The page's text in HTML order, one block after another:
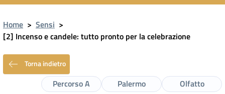
Home > Sensi >
[2] Incenso e candele: tutto pronto per la celebrazione
Torna indietro
Olfatto
Palermo
Percorso A